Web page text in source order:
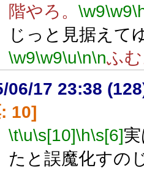
階やろ。 \w9\w9
じっと見据えて
\w9\w9\u\n\nふ
06/17 23:38
10]
\t\u\s[10]\h\s[6]
たと誤魔化すの